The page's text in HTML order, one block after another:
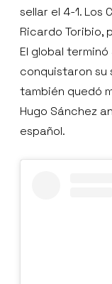
sellar el 4-1. Los
Ricardo Toribio,
El global
conquistaron su
también quedó
Hugo Sánchez
español.